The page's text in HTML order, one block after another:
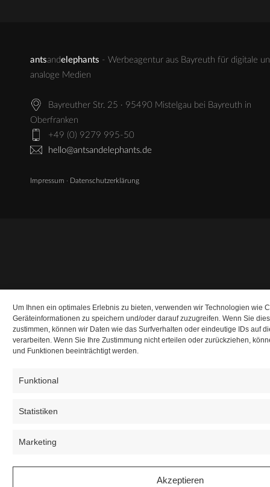
Um Ihnen ein optimales Erlebnis zu bieten, verwenden wir Technologien wie
Geräteinformationen zu speichern und/oder darauf zuzugreifen. Wenn Sie
zustimmen, können wir Daten wie das Surfverhalten oder eindeutige IDs auf
verarbeiten. Wenn Sie Ihre Zustimmung nicht erteilen oder zurückziehen,
und Funktionen beeinträchtigt werden.
Funktional
Statistiken
Marketing
Akzeptieren
antsandelephants - Werbeagentur aus Bayreuth für digitale
analoge Medien
Bayreuther Str. 25 · 95490 Mistelgau bei Bayreuth in
Oberfranken
+49 (0) 9279 995-50
hello@antsandelephants.de
Impressum · Datenschutzerklärung